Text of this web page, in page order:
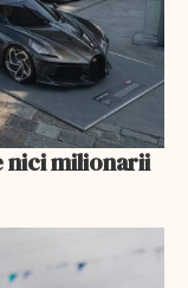
nici milionarii